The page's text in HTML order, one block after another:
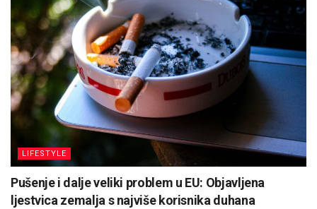
LIFESTYLE
Pušenje i dalje veliki problem u EU: Objavljena
ljestvica zemalja s najviše korisnika duhana